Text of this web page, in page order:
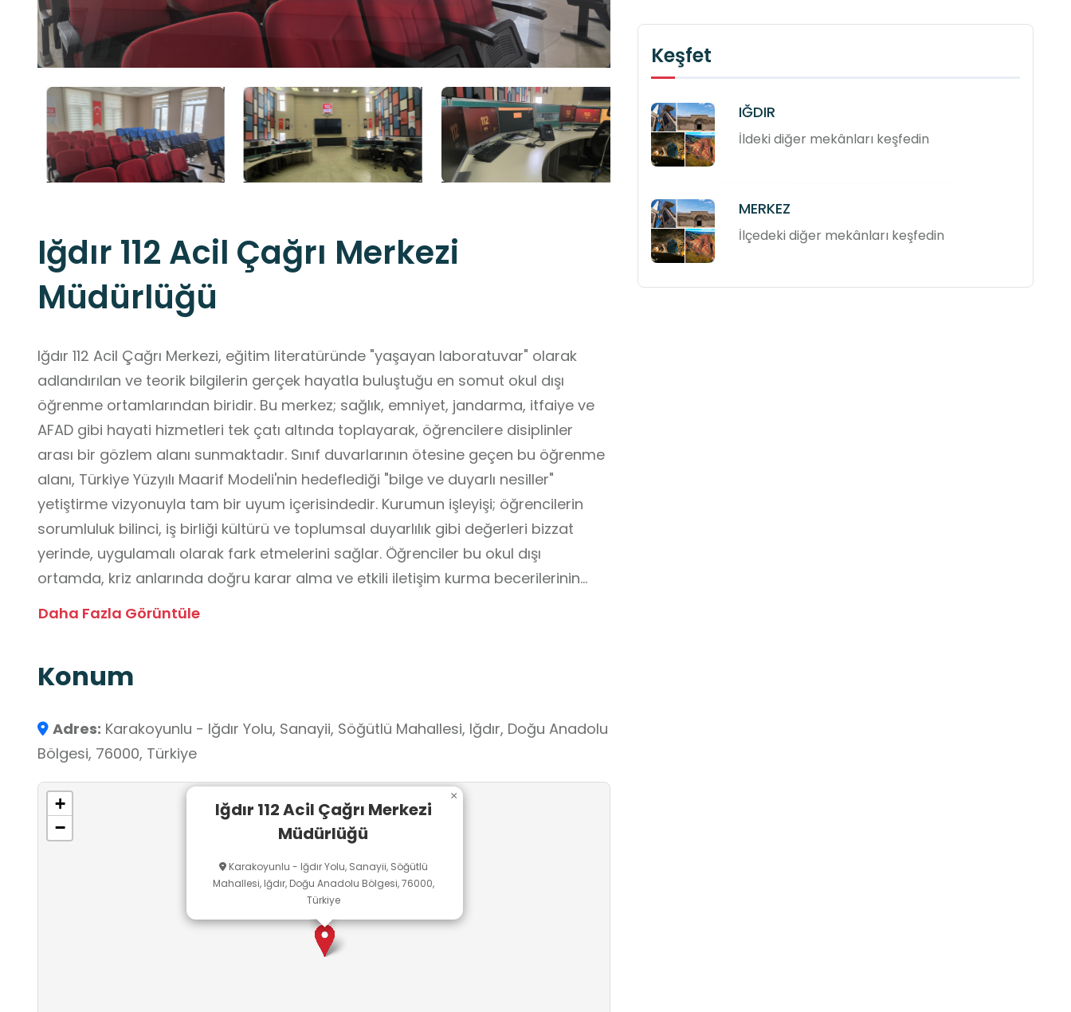
Iğdır 112 Acil Çağrı Merkezi
Müdürlüğü
Iğdır 112 Acil Çağrı Merkezi, eğitim literatüründe "yaşayan laboratuvar" olarak
adlandırılan ve teorik bilgilerin gerçek hayatla buluştuğu en somut okul dışı
öğrenme ortamlarından biridir. Bu merkez; sağlık, emniyet, jandarma, itfaiye ve
AFAD gibi hayati hizmetleri tek çatı altında toplayarak, öğrencilere disiplinler
arası bir gözlem alanı sunmaktadır. Sınıf duvarlarının ötesine geçen bu öğrenme
alanı, Türkiye Yüzyılı Maarif Modeli'nin hedeflediği "bilge ve duyarlı nesiller"
yetiştirme vizyonuyla tam bir uyum içerisindedir. Kurumun işleyişi; öğrencilerin
sorumluluk bilinci, iş birliği kültürü ve toplumsal duyarlılık gibi değerleri bizzat
yerinde, uygulamalı olarak fark etmelerini sağlar. Öğrenciler bu okul dışı
ortamda, kriz anlarında doğru karar alma ve etkili iletişim kurma becerilerinin
yaşantıya dönüşür. Sonuç olarak Iğdır 112 Acil Çağrı Merkezi, sadece bir hizmet
doğrudan katkı sunan stratejik bir eğitim ve okul dışı öğrenme ortamıdır.
Daha Fazla Görüntüle
Konum
Adres: Karakoyunlu - Iğdır Yolu, Sanayii, Söğütlü Mahallesi, Iğdır, Doğu Anadolu
Bölgesi, 76000, Türkiye
Iğdır 112 Acil Çağrı Merkezi
Müdürlüğü
Karakoyunlu - Iğdır Yolu, Sanayii, Söğütlü
Mahallesi, Iğdır, Doğu Anadolu Bölgesi, 76000,
Türkiye
×
+
−
Keşfet
IĞDIR
İldeki diğer mekânları keşfedin
MERKEZ
İlçedeki diğer mekânları keşfedin